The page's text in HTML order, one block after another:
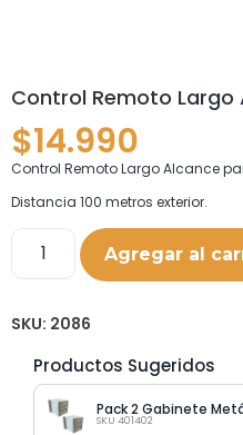
Control Remoto Largo
$14.990
Control Remoto Largo Alcance
Distancia 100 metros exterior.
Agregar al
SKU: 2086
Productos Sugeridos
SKU 401402